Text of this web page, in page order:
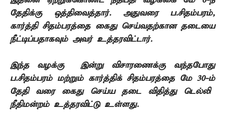
தேதிக்கு ஒத்திவைத்தார். அதுவரை
ப.சிதம்பரம்,
கார்த்தி சிதம்பரத்தை கைது செய்வதற்கான தடையை
நீட்டிப்பதாகவும் அவர் உத்தரவிட்டார்.
இந்த வழக்கு
இன்று விசாரணைக்கு வந்தபோது
ப.சிதம்பரம் மற்றும் கார்த்திக் சிதம்பரத்தை மே 30-ம்
தேதி வரை கைது செய்ய
தடை விதித்து டெல்லி
நீதிமன்றம் உத்தரவிட்டு உள்ளது.